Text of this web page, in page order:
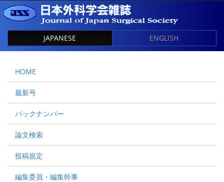
JAPANESE ENGLISH
HOME
最新号
バックナンバー
論文検索
投稿規定
編集委員・編集幹事